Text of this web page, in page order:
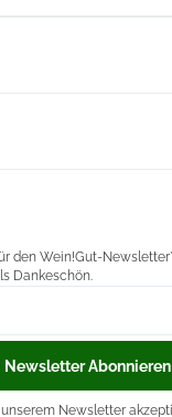
den Wein!Gut-
Dankeschön.
Newsletter Abonnieren
Newsletter